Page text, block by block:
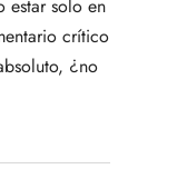
estar solo en
crítico
¿no